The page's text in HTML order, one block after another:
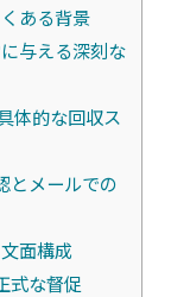
ある背景
与える深刻な
体的な回収ス
とメールでの
面構成
式な督促